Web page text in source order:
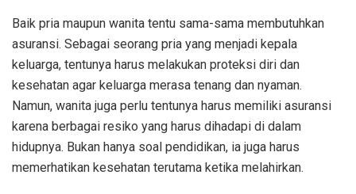
Baik pria maupun wanita tentu sama-sama membutuhkan
asuransi. Sebagai seorang pria yang menjadi kepala
keluarga, tentunya harus melakukan proteksi diri dan
kesehatan agar keluarga merasa tenang dan nyaman.
Namun, wanita juga perlu tentunya harus memiliki asuransi
karena berbagai resiko yang harus dihadapi di dalam
hidupnya. Bukan hanya soal pendidikan, ia juga harus
memerhatikan kesehatan terutama ketika melahirkan.